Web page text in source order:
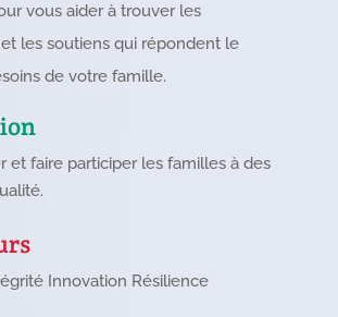
vous aider à trouver les
les soutiens qui répondent le
de votre famille.
et faire participer les familles à des
Innovation Résilience